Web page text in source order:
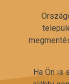
Ha Ön is